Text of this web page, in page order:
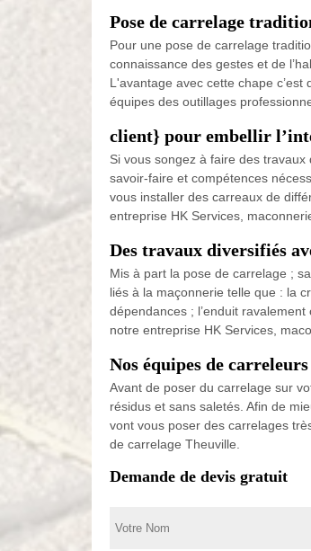
Pose de carrelage
Pour une pose de carrelage
connaissance des gestes et de
L'avantage avec cette chape
équipes des outillages
client} pour embellir
Si vous songez à faire des
savoir-faire et compétences
vous installer des carreaux de
entreprise HK Services,
Des travaux diversifiés
Mis à part la pose de carrelage ;
liés à la maçonnerie telle que : la
dépendances ; l’enduit
notre entreprise HK Services,
Nos équipes de
Avant de poser du carrelage sur
résidus et sans saletés. Afin de
vont vous poser des carrelages
de carrelage Theuville.
Demande de devis gratuit